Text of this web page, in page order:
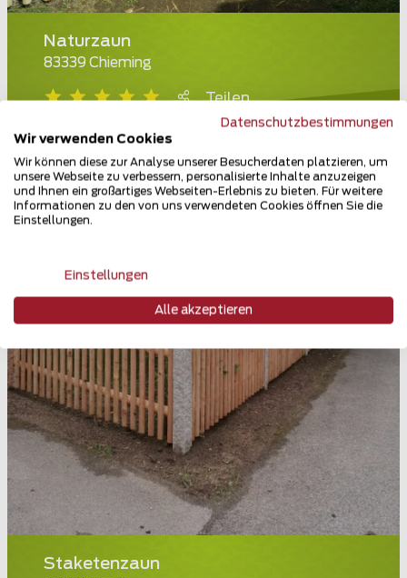
Naturzaun
83339 Chieming
Teilen
Staketenzaun
Datenschutzbestimmungen
Wir verwenden Cookies
Wir können diese zur Analyse unserer Besucherdaten platzieren, um
unsere Webseite zu verbessern, personalisierte Inhalte anzuzeigen
und Ihnen ein großartiges Webseiten-Erlebnis zu bieten. Für weitere
Informationen zu den von uns verwendeten Cookies öffnen Sie die
Einstellungen.
Einstellungen
Alle akzeptieren